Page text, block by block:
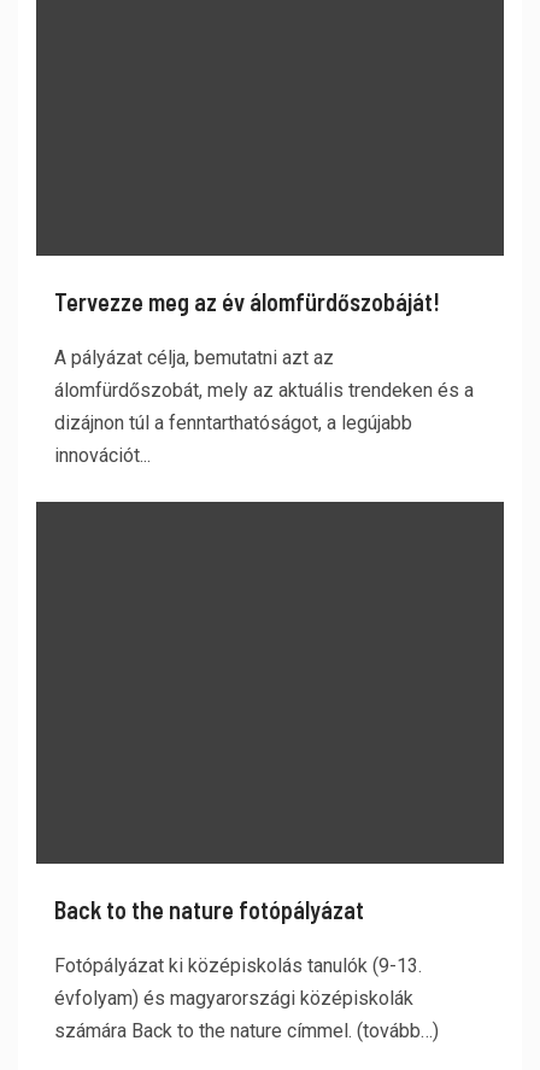
Tervezze meg az év álomfürdőszobáját!
A pályázat célja, bemutatni azt az
álomfürdőszobát, mely az aktuális trendeken és a
dizájnon túl a fenntarthatóságot, a legújabb
innovációt...
Back to the nature fotópályázat
Fotópályázat ki középiskolás tanulók (9-13.
évfolyam) és magyarországi középiskolák
számára Back to the nature címmel. (tovább…)